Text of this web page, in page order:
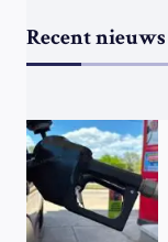
Recent nieuws